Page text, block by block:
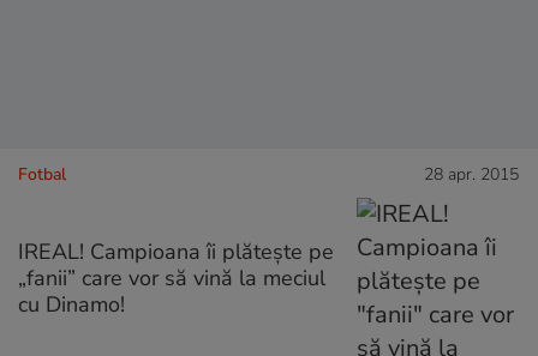
Fotbal 28 apr. 2015
IREAL! Campioana îi plăteşte pe
„fanii” care vor să vină la meciul
cu Dinamo!